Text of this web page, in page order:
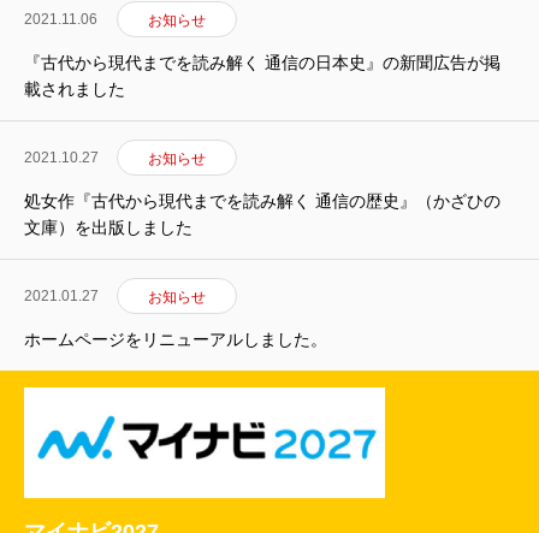
2021.11.06 お知らせ
『古代から現代までを読み解く 通信の日本史』の新聞広告が掲
載されました
2021.10.27 お知らせ
処女作『古代から現代までを読み解く 通信の歴史』（かざひの
文庫）を出版しました
2021.01.27 お知らせ
ホームページをリニューアルしました。